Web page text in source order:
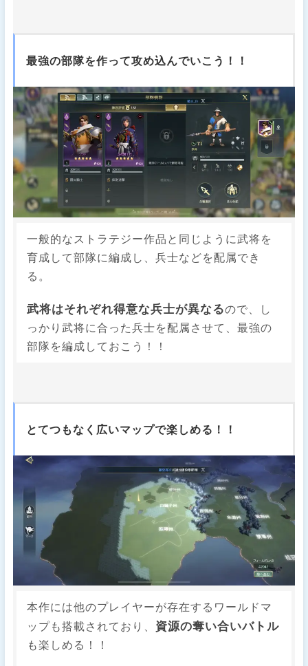
最強の部隊を作って攻め込んでいこう！！
一般的なストラテジー作品と同じように武将を
育成して部隊に編成し、兵士などを配属でき
る。
武将はそれぞれ得意な兵士が異なるので、し
っかり武将に合った兵士を配属させて、最強の
部隊を編成しておこう！！
とてつもなく広いマップで楽しめる！！
本作には他のプレイヤーが存在するワールドマ
ップも搭載されており、 資源の奪い合いバトル
も楽しめる！！